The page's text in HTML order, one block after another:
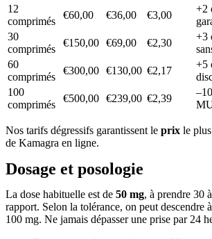
12
comprimés
€60,00 €36,00 €3,00
+2
30
comprimés
€150,00 €69,00 €2,30
+3
60
comprimés
€300,00 €130,00 €2,17
+5
100
comprimés
€500,00 €239,00 €2,39
Nos tarifs dégressifs garantissent le prix le
de Kamagra en ligne.
Dosage et posologie
La dose habituelle est de 50 mg, à prendre 30
rapport. Selon la tolérance, on peut descendre
100 mg. Ne jamais dépasser une prise par 24